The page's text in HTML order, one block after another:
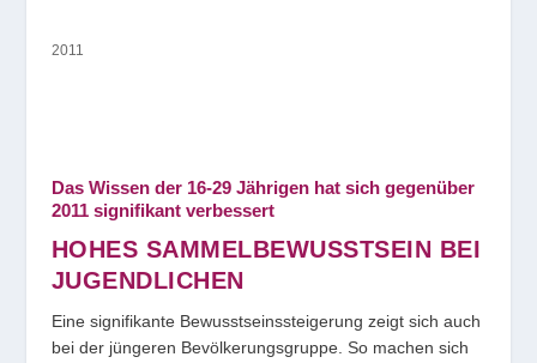
2011
Das Wissen der 16-29 Jährigen hat sich gegenüber
2011 signifikant verbessert
HOHES SAMMELBEWUSSTSEIN BEI
JUGENDLICHEN
Eine signifikante Bewusstseinssteigerung zeigt sich auch
bei der jüngeren Bevölkerungsgruppe. So machen sich